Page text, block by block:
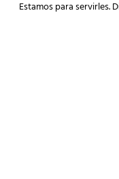
Estamos para servirles.